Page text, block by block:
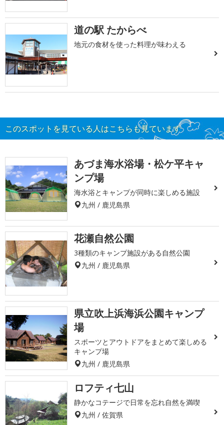
道の駅 たからべ
地元の食材を使った料理が味わえる
このスポットを見ている人はこちらも見ています
あづま海水浴場・松ケ平キャ
ンプ場
海水浴とキャンプが同時に楽しめる施設
九州 / 鹿児島県
花瀬自然公園
3種類のキャンプ施設がある自然公園
九州 / 鹿児島県
県立吹上浜海浜公園キャンプ
場
スポーツとアウトドアをまとめて楽しめる
キャンプ場
九州 / 鹿児島県
ロフティ七山
静かなコテージで日常を忘れ自然を満喫
九州 / 佐賀県